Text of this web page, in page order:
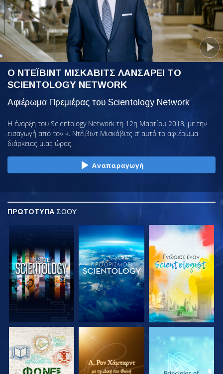
Ο ΝΤΕΪΒΙΝΤ ΜΙΣΚΑΒΙΤΣ ΛΑΝΣΑΡΕΙ ΤΟ
SCIENTOLOGY NETWORK
Αφιέρωμα Πρεμιέρας του Scientology Network
Η έναρξη του Scientology Network τη 12η Μαρτίου 2018, με την
εισαγωγή από τον κ. Ντέιβιντ Μισκάβιτς σ’ αυτό το αφιέρωμα
διάρκειας μιας ώρας.
Αναπαραγωγή
ΠΡΩΤΟΤΥΠΑ ΣΟΟΥ
ΕΞΕΡΕΥΝΗΣΤΕ ΤΗ
ΣΕΙΡΑ
ΕΞΕΡΕΥΝΗΣΤΕ ΤΗ
ΣΕΙΡΑ
ΕΞΕΡΕΥΝΗΣΤΕ ΤΗ
ΣΕΙΡΑ